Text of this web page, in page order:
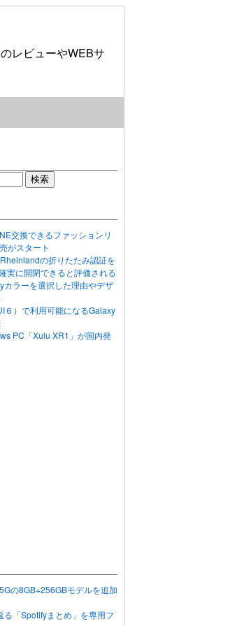
レビューやWEBサ
交換できるファッションリ
がスタート
の折りたたみ認証を
実に開閉できると評価される
ラーを選択した理由やデザ
）で利用可能になるGalaxy
PC「Xulu XR1」が国内発
の8GB+256GBモデルを追加
「Spotifyまとめ」を専用フ